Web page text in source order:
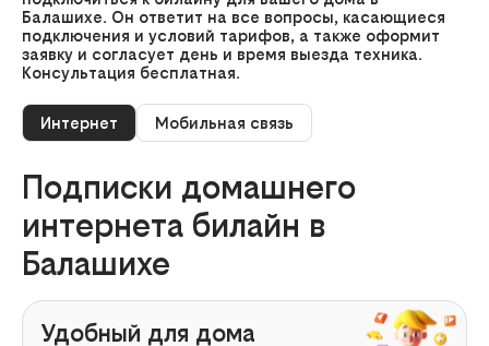
Балашихе. Он ответит на все вопросы, касающиеся
подключения и условий тарифов, а также оформит
заявку и согласует день и время выезда техника.
Консультация бесплатная.
Интернет Мобильная связь
Подписки домашнего
интернета билайн в
Балашихе
Удобный для дома